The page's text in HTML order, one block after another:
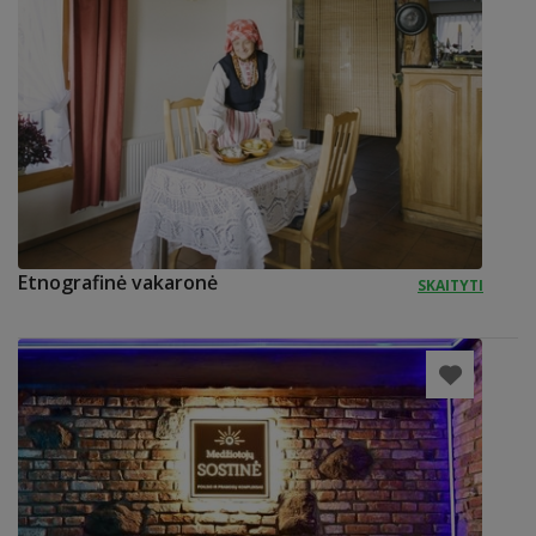
Etnografinė vakaronė SKAITYTI